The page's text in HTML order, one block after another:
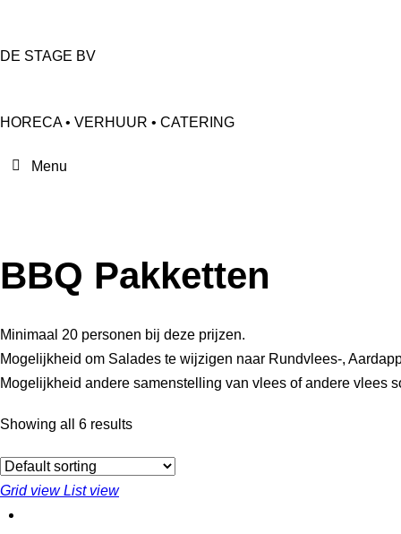
DE STAGE BV
HORECA • VERHUUR • CATERING
BBQ Pakketten
Minimaal 20 personen bij deze prijzen.
Mogelijkheid om Salades te wijzigen naar Rundvlees-,
Mogelijkheid andere samenstelling van vlees of andere vlees
Showing all 6 results
Grid view List view